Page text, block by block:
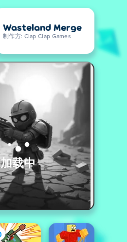
Wasteland Merge
制作方: Clap Clap Games
加载中